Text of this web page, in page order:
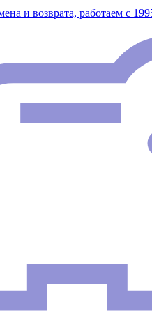
и возврата, работаем с